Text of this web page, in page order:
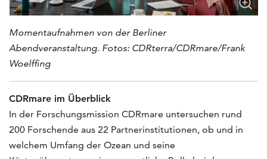
Momentaufnahmen von der Berliner
Abendveranstaltung. Fotos: CDRterra/CDRmare/Frank
Woelffing
CDRmare im Überblick
In der Forschungsmission CDRmare untersuchen rund
200 Forschende aus 22 Partnerinstitutionen, ob und in
welchem Umfang der Ozean und seine